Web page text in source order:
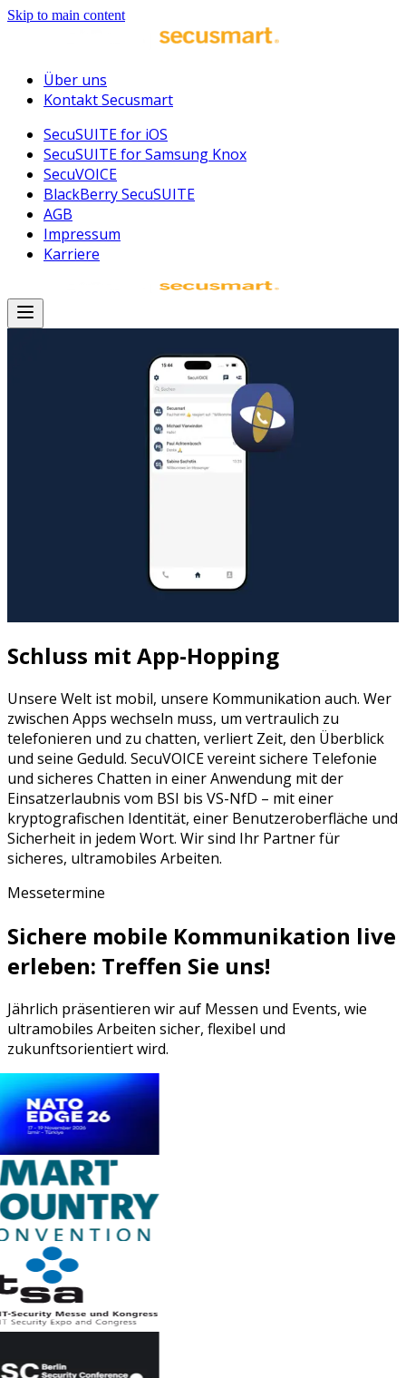
Skip to main content
Über uns
Kontakt Secusmart
SecuSUITE for iOS
SecuSUITE for Samsung Knox
SecuVOICE
BlackBerry SecuSUITE
AGB
Impressum
Karriere
Schluss mit App-Hopping
Unsere Welt ist mobil, unsere Kommunikation auch. Wer
zwischen Apps wechseln muss, um vertraulich zu
telefonieren und zu chatten, verliert Zeit, den Überblick
und seine Geduld. SecuVOICE vereint sichere Telefonie
und sicheres Chatten in einer Anwendung mit der
Einsatzerlaubnis vom BSI bis VS-NfD – mit einer
kryptografischen Identität, einer Benutzeroberfläche und
Sicherheit in jedem Wort. Wir sind Ihr Partner für
sicheres, ultramobiles Arbeiten.
Messetermine
Sichere mobile Kommunikation live
erleben: Treffen Sie uns!
Jährlich präsentieren wir auf Messen und Events, wie
ultramobiles Arbeiten sicher, flexibel und
zukunftsorientiert wird.